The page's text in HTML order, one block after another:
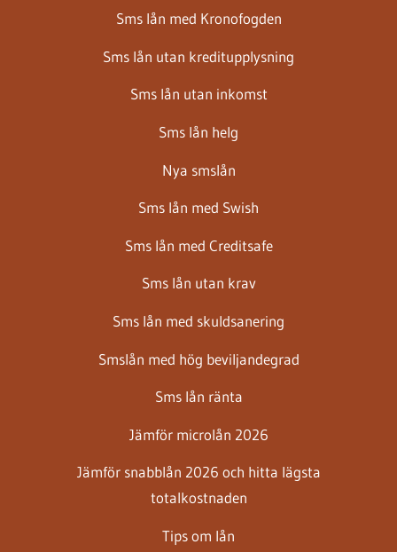
Sms lån med Kronofogden
Sms lån utan kreditupplysning
Sms lån utan inkomst
Sms lån helg
Nya smslån
Sms lån med Swish
Sms lån med Creditsafe
Sms lån utan krav
Sms lån med skuldsanering
Smslån med hög beviljandegrad
Sms lån ränta
Jämför microlån 2026
Jämför snabblån 2026 och hitta lägsta
totalkostnaden
Tips om lån